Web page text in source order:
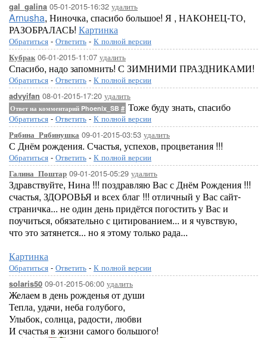
gal_galina 05-01-2015-16:32 удалить
Arnusha, Ниночка, спасибо большое! Я , НАКОНЕЦ-ТО,
РАЗОБРАЛАСЬ! Картинка
Обратиться - Ответить - К полной версии
Кубрак06-01-2015-11:07 удалить
Спасибо, надо запомнить! С ЗИМНИМИ ПРАЗДНИКАМИ!
Обратиться - Ответить - К полной версии
advyifan 08-01-2015-17:20 удалить
Ответ на комментарий Phoenix_SB # Тоже буду знать, спасибо
Обратиться - Ответить - К полной версии
Рябина_Рябинушка 09-01-2015-03:53 удалить
С Днём рождения. Счастья, успехов, процветания !!!
Обратиться - Ответить - К полной версии
Галина_Поштар 09-01-2015-05:29 удалить
Здравствуйте, Нина !!! поздравляю Вас с Днём Рождения !!!
счастья, ЗДОРОВЬЯ и всех благ !!! отличный у Вас сайт-
страничка... не один день придётся погостить у Вас и
поучиться, обязательно с цитированием... и я чувствую,
что это затянется... но я этому только рада...
Картинка
Обратиться - Ответить - К полной версии
solaris50 09-01-2015-06:00 удалить
Желаем в день рожденья от души
Тепла, удачи, неба голубого,
Улыбок, солнца, радости, любви
И счастья в жизни самого большого!